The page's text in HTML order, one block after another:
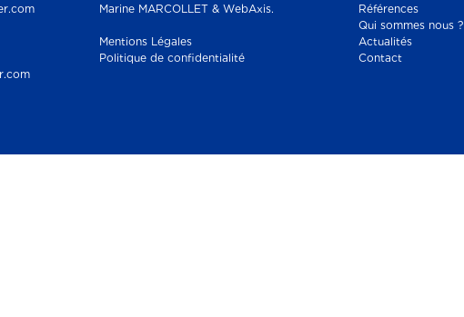
Marine MARCOLLET & WebAxis.
Mentions Légales
Politique de confidentialité
Références
Qui sommes nous ?
Actualités
Contact